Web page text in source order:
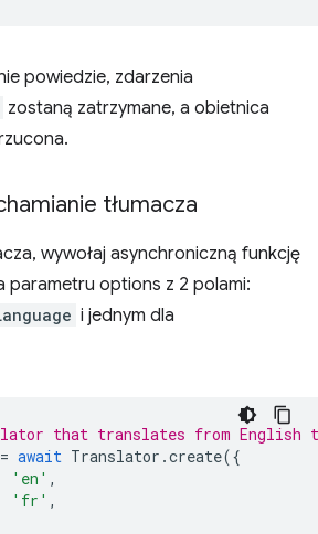
powiedzie, zdarzenia
zostaną zatrzymane, a obietnica
tłumacza
wywołaj asynchroniczną funkcję
parametru options z 2 polami:
i jednym dla
that translates from English
= await Translator .create({
'en' ,
'fr' ,